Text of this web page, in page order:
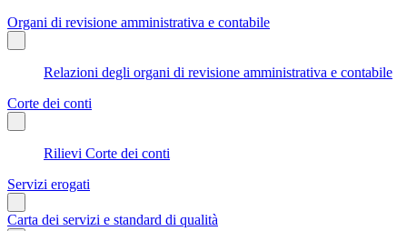
Organi di revisione amministrativa e contabile
Relazioni degli organi di revisione amministrativa e contabile
Corte dei conti
Rilievi Corte dei conti
Servizi erogati
Carta dei servizi e standard di qualità